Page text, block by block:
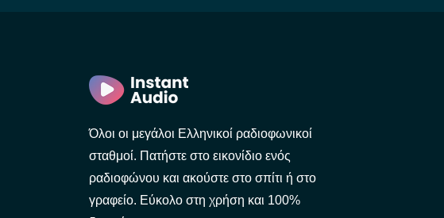
Όλοι οι μεγάλοι Ελληνικοί ραδιοφωνικοί
σταθμοί. Πατήστε στο εικονίδιο ενός
ραδιοφώνου και ακούστε στο σπίτι ή στο
γραφείο. Εύκολο στη χρήση και 100%